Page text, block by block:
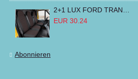
2+1 LUX FORD TRANSIT CUSTOM 2000-2014 MK6 MK7 Sitzbezüge Kleinbus Lieferwagen Van Schwarz Rot Textil
EUR 30.24
Abonnieren